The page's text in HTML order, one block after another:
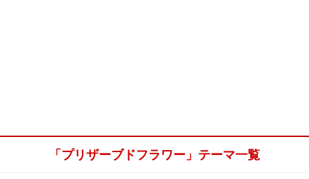
「プリザーブドフラワー」テーマ一覧